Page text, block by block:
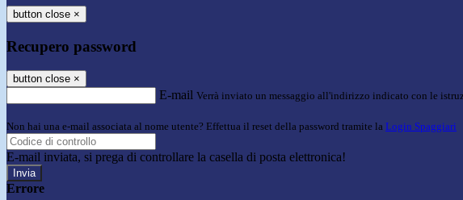
button close ×
Recupero password
button close ×
E-mail Verrà inviato un messaggio all'indirizzo indicato con le
Non hai una e-mail associata al nome utente? Effettua il reset della password tramite la Login Spaggiari
E-mail inviata, si prega di controllare la casella di posta elettronica!
Errore